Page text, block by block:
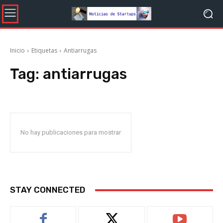
Inicio Etiquetas Antiarrugas
Tag: antiarrugas
No hay publicaciones para mostrar
STAY CONNECTED